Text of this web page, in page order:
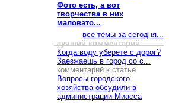
Фото есть, а вот
творчества в них
маловато...
все темы за сегодня...
лучший комментарий
Когда воду уберете с дорог?
Заезжаешь в город со с...
комментарий к статье
Вопросы городского
хозяйства обсудили в
администрации Миасса